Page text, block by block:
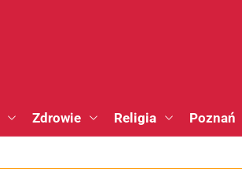
Zdrowie Religia Poznań